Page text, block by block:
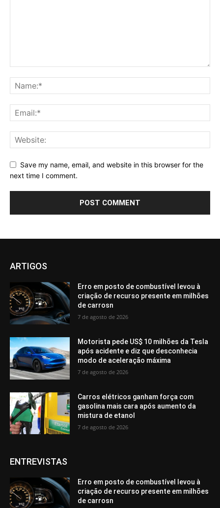
Save my name, email, and website in this browser for the
next time I comment.
ARTIGOS
Erro em posto de combustível levou à
criação de recurso presente em milhões
de carrosn
7 de agosto de 2026
Motorista pede US$ 10 milhões da Tesla
após acidente e diz que desconhecia
modo de aceleração máxima
7 de agosto de 2026
Carros elétricos ganham força com
gasolina mais cara após aumento da
mistura de etanol
7 de agosto de 2026
ENTREVISTAS
Erro em posto de combustível levou à
criação de recurso presente em milhões
de carrosn